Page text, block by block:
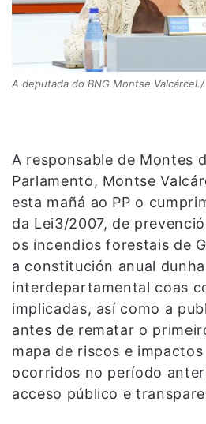
A deputada do BNG Montse Valcárcel./
A responsable de Montes
Parlamento, Montse
esta mañá ao PP o
da Lei3/2007, de
os incendios forestais de
a constitución anual
interdepartamental coas
implicadas, así como a
antes de rematar o
mapa de riscos e
ocorridos no período
acceso público e